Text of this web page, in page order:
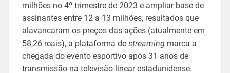
milhões no 4º trimestre de 2023 e ampliar base de
assinantes entre 12 a 13 milhões, resultados que
alavancaram os preços das ações (atualmente em
58,26 reais), a plataforma de streaming marca a
chegada do evento esportivo após 31 anos de
transmissão na televisão linear estadunidense.